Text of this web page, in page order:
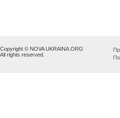
Copyright © NOVA UKRAINA.ORG
All rights reserved.